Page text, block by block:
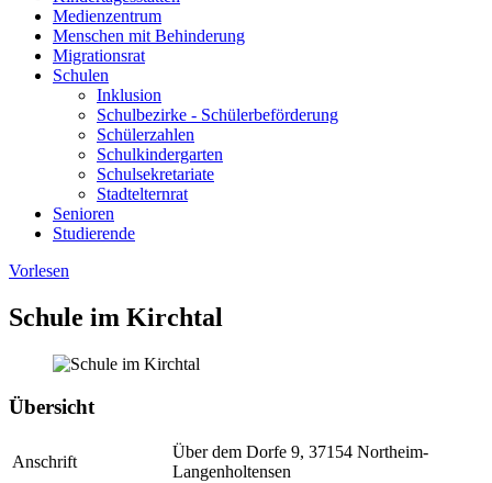
Medienzentrum
Menschen mit Behinderung
Migrationsrat
Schulen
Inklusion
Schulbezirke - Schülerbeförderung
Schülerzahlen
Schulkindergarten
Schulsekretariate
Stadtelternrat
Senioren
Studierende
Vorlesen
Schule im Kirchtal
Übersicht
Anschrift
Über dem Dorfe 9, 37154 Northeim-
Langenholtensen